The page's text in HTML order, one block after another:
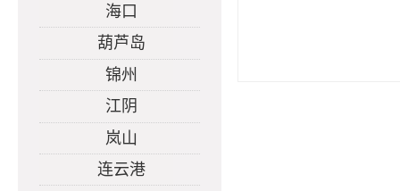
海口
葫芦岛
锦州
江阴
岚山
连云港